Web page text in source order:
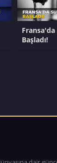
Fransa'da
Başladı!